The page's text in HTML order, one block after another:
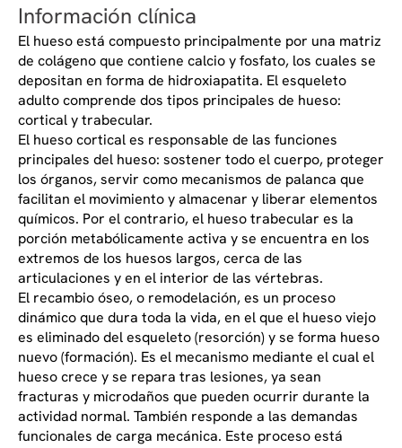
Información clínica
El hueso está compuesto principalmente por una matriz
de colágeno que contiene calcio y fosfato, los cuales se
depositan en forma de hidroxiapatita. El esqueleto
adulto comprende dos tipos principales de hueso:
cortical y trabecular.
El hueso cortical es responsable de las funciones
principales del hueso: sostener todo el cuerpo, proteger
los órganos, servir como mecanismos de palanca que
facilitan el movimiento y almacenar y liberar elementos
químicos. Por el contrario, el hueso trabecular es la
porción metabólicamente activa y se encuentra en los
extremos de los huesos largos, cerca de las
articulaciones y en el interior de las vértebras.
El recambio óseo, o remodelación, es un proceso
dinámico que dura toda la vida, en el que el hueso viejo
es eliminado del esqueleto (resorción) y se forma hueso
nuevo (formación). Es el mecanismo mediante el cual el
hueso crece y se repara tras lesiones, ya sean
fracturas y microdaños que pueden ocurrir durante la
actividad normal. También responde a las demandas
funcionales de carga mecánica. Este proceso está